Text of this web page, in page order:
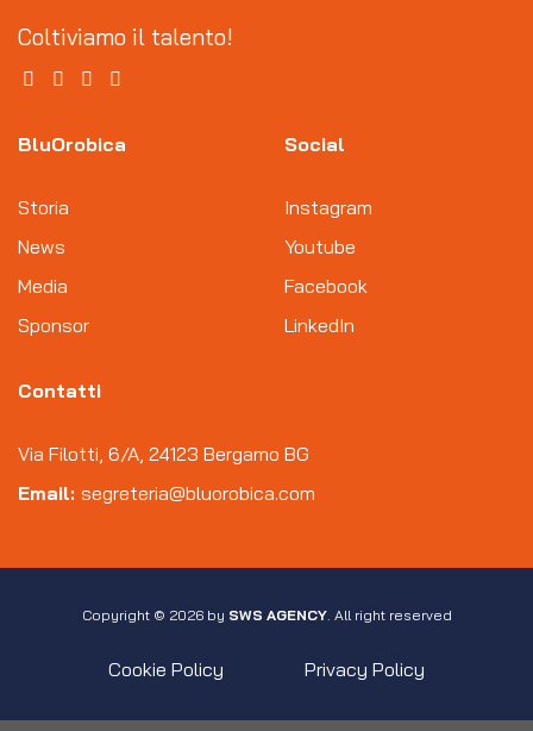
Coltiviamo il talento!
BluOrobica
Storia
News
Media
Sponsor
Social
Instagram
Youtube
Facebook
LinkedIn
Contatti
Via Filotti, 6/A, 24123 Bergamo BG
Email: segreteria@bluorobica.com
Copyright © 2026 by SWS AGENCY. All right reserved
Cookie Policy Privacy Policy